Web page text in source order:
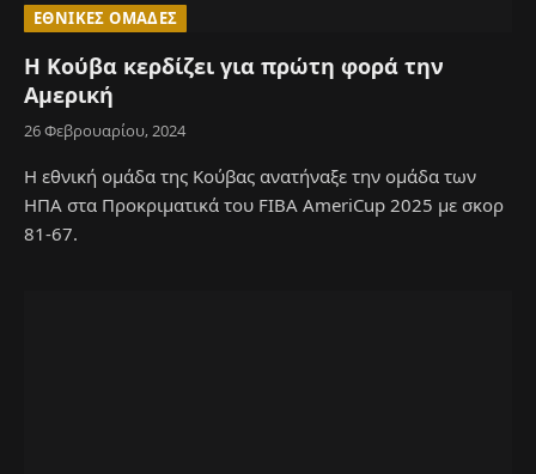
ΕΘΝΙΚΈΣ ΟΜΆΔΕΣ
Η Κούβα κερδίζει για πρώτη φορά την
Αμερική
26 Φεβρουαρίου, 2024
Η εθνική ομάδα της Κούβας ανατήναξε την ομάδα των
ΗΠΑ στα Προκριματικά του FIBA AmeriCup 2025 με σκορ
81-67.